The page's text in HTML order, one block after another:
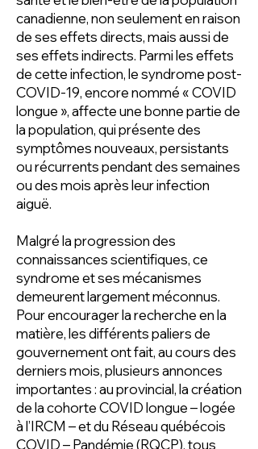
canadienne, non seulement en raison
de ses effets directs, mais aussi de
ses effets indirects. Parmi les effets
de cette infection, le syndrome post-
COVID-19, encore nommé « COVID
longue », affecte une bonne partie de
la population, qui présente des
symptômes nouveaux, persistants
ou récurrents pendant des semaines
ou des mois après leur infection
aiguë.
Malgré la progression des
connaissances scientifiques, ce
syndrome et ses mécanismes
demeurent largement méconnus.
Pour encourager la recherche en la
matière, les différents paliers de
gouvernement ont fait, au cours des
derniers mois, plusieurs annonces
importantes : au provincial, la création
de la cohorte COVID longue – logée
à l’IRCM – et du Réseau québécois
COVID – Pandémie (RQCP), tous